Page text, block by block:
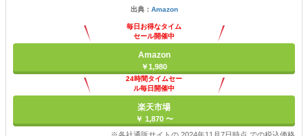
出典： Amazon
毎日お得なタイム
セール開催中
Amazon
￥1,980
24時間タイムセー
ル毎日開催中
楽天市場
￥ 1,870 〜